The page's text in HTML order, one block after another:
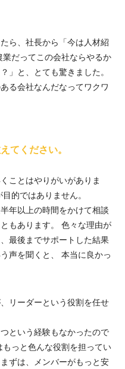
ら、社長から「今は人材紹
だってこの会社ならやるか
」と、とても驚きました。
る会社なんだなってワクワ
てください。
ことはやりがいがありま
的ではありません。
年以上の時間をかけて相談
もあります。 色々な理由が
最後までサポートした結果
声を聞くと、 本当に良かっ
リーダーという役割を任せ
という経験もなかったので
っと色んな役割を担ってい
ずは、メンバーがもっと安